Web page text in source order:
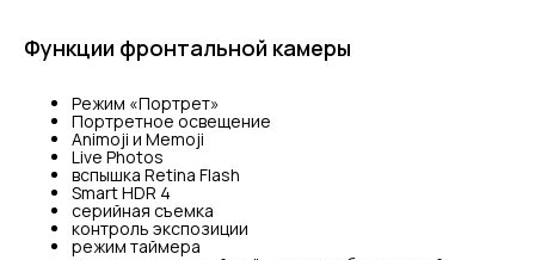
Функции фронтальной камеры
Режим «Портрет»
Портретное освещение
Animoji и Memoji
Live Photos
вспышка Retina Flash
Smart HDR 4
серийная съемка
контроль экспозиции
режим таймера